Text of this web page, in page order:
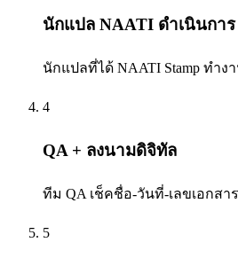
นักแปล NAATI ดำเนินการ
นักแปลที่ได้ NAATI Stamp ทำงา
4
QA + ลงนามดิจิทัล
ทีม QA เช็คชื่อ-วันที่-เลขเอกสา
5